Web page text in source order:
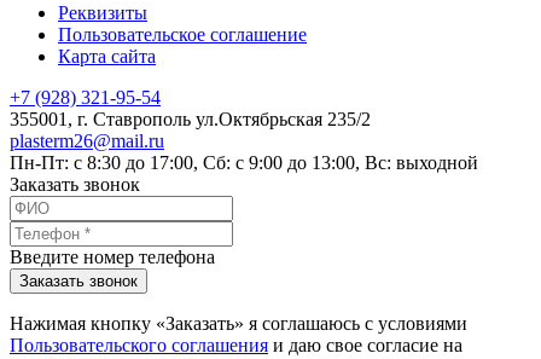
Реквизиты
Пользовательское соглашение
Карта сайта
+7 (928) 321-95-54
355001 , г. Ставрополь ул.Октябрьская 235/2
plasterm26@mail.ru
Пн-Пт: с 8:30 до 17:00, Сб: с 9:00 до 13:00, Вс: выходной
Заказать звонок
Введите номер телефона
Заказать звонок
Нажимая кнопку «Заказать» я соглашаюсь с условиями
Пользовательского соглашения и даю свое согласие на